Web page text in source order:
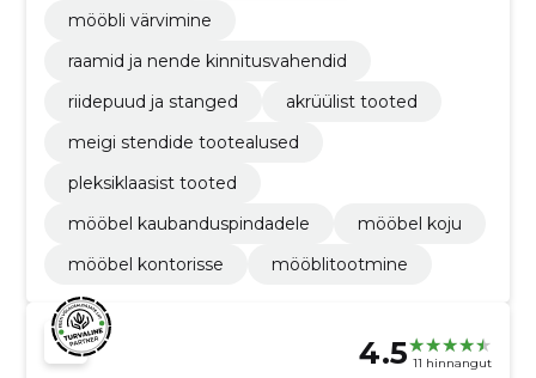
mööbli värvimine
raamid ja nende kinnitusvahendid
riidepuud ja stanged
akrüülist tooted
meigi stendide tootealused
pleksiklaasist tooted
mööbel kaubanduspindadele
mööbel koju
mööbel kontorisse
mööblitootmine
4.5 11 hinnangut